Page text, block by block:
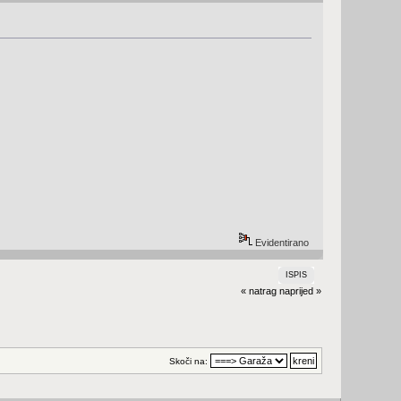
Evidentirano
ISPIS
« natrag naprijed »
Skoči na: